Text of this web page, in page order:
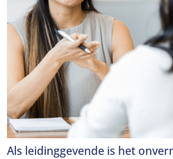
Als leidinggevende is het